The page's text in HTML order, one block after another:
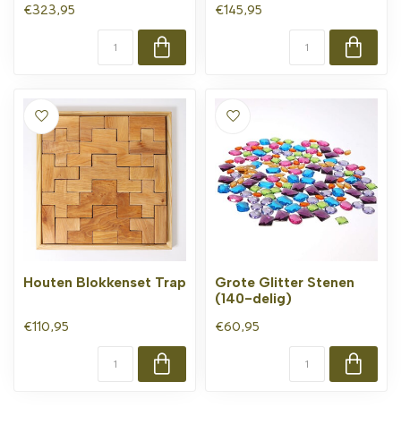
€323,95
€145,95
Houten Blokkenset Trap
€110,95
Grote Glitter Stenen
(140-delig)
€60,95